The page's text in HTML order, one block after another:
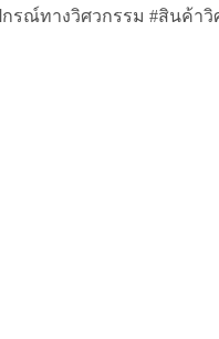
กรณ์ทางวิศวกรรม #สินค้